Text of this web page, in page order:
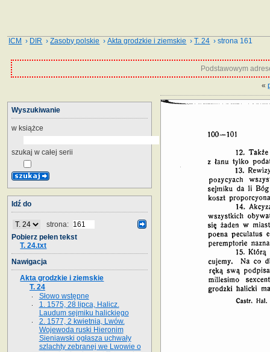
ICM › DIR ›Zasoby polskie ›Akta grodzkie i ziemskie ›T. 24 › strona 161
Podstawowym
«
Wyszukiwanie
w książce
szukaj w całej serii
Idź do
strona:
Pobierz pełen tekst
T. 24.txt
Nawigacja
Akta grodzkie i ziemskie
T. 24
Słowo wstępne
1. 1575, 28 lipca, Halicz.
Laudum sejmiku halickiego
2. 1577, 2 kwietnia, Lwów.
Wojewoda ruski Hieronim
Sieniawski ogłasza uchwały
szlachty zebranej we Lwowie o